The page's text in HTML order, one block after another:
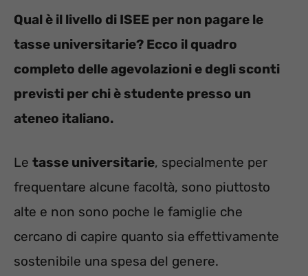
Qual è il livello di ISEE per non pagare le
tasse universitarie? Ecco il quadro
completo delle agevolazioni e degli sconti
previsti per chi è studente presso un
ateneo italiano.
Le tasse universitarie, specialmente per
frequentare alcune facoltà, sono piuttosto
alte e non sono poche le famiglie che
cercano di capire quanto sia effettivamente
sostenibile una spesa del genere.